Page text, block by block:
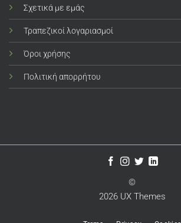
Σχετικά με εμάς
Τραπεζικοί λογαριασμοί
Όροι χρήσης
Πολιτική απορρήτου
©
2026 UX Themes